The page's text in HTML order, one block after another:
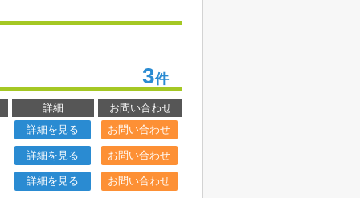
3件
詳細
お問い合わせ
詳細を見る お問い合わせ
詳細を見る お問い合わせ
詳細を見る お問い合わせ